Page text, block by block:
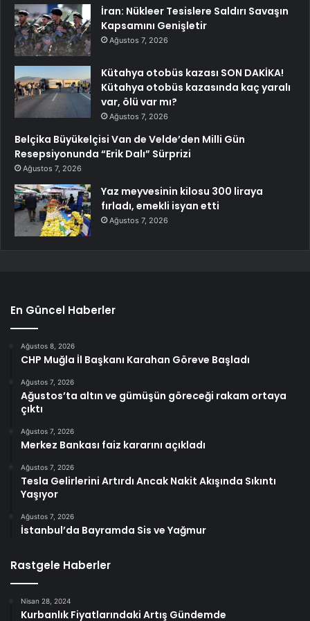
İran: Nükleer Tesislere Saldırı Savaşın
Kapsamını Genişletir
Ağustos 7, 2026
Kütahya otobüs kazası SON DAKİKA!
Kütahya otobüs kazasında kaç yaralı
var, ölü var mı?
Ağustos 7, 2026
Belçika Büyükelçisi Van de Velde’den Milli Gün
Resepsiyonunda “Erik Dalı” Sürprizi
Ağustos 7, 2026
Yaz meyvesinin kilosu 300 liraya
fırladı, emekli isyan etti
Ağustos 7, 2026
En Güncel Haberler
Ağustos 8, 2026
CHP Muğla İl Başkanı Karahan Göreve Başladı
Ağustos 7, 2026
Ağustos’ta altın ve gümüşün göreceği rakam ortaya
çıktı
Ağustos 7, 2026
Merkez Bankası faiz kararını açıkladı
Ağustos 7, 2026
Tesla Gelirlerini Artırdı Ancak Nakit Akışında Sıkıntı
Yaşıyor
Ağustos 7, 2026
İstanbul’da Bayramda Sis ve Yağmur
Rastgele Haberler
Nisan 28, 2024
Kurbanlık Fiyatlarındaki Artış Gündemde